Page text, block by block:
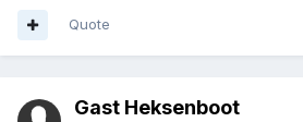
Quote
Gast Heksenboot